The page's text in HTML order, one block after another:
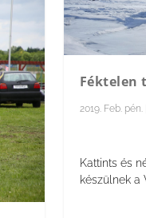
Féktelen
2019. Feb. pén.|
Kattints és
készülnek a